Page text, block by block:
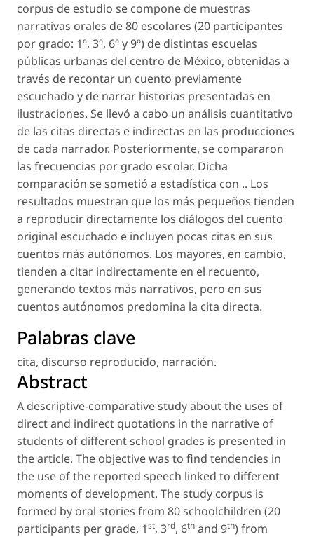
corpus de estudio se compone de muestras
narrativas orales de 80 escolares (20 participantes
por grado: 1º, 3º, 6º y 9º) de distintas escuelas
públicas urbanas del centro de México, obtenidas a
través de recontar un cuento previamente
escuchado y de narrar historias presentadas en
ilustraciones. Se llevó a cabo un análisis cuantitativo
de las citas directas e indirectas en las producciones
de cada narrador. Posteriormente, se compararon
las frecuencias por grado escolar. Dicha
comparación se sometió a estadística con .. Los
resultados muestran que los más pequeños tienden
a reproducir directamente los diálogos del cuento
original escuchado e incluyen pocas citas en sus
cuentos más autónomos. Los mayores, en cambio,
tienden a citar indirectamente en el recuento,
generando textos más narrativos, pero en sus
cuentos autónomos predomina la cita directa.
Palabras clave
cita, discurso reproducido, narración.
Abstract
A descriptive-comparative study about the uses of
direct and indirect quotations in the narrative of
students of different school grades is presented in
the article. The objective was to find tendencies in
the use of the reported speech linked to different
moments of development. The study corpus is
formed by oral stories from 80 schoolchildren (20
participants per grade, 1st, 3rd, 6th and 9th) from